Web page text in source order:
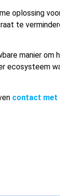
oplossing
te
manier om
ecosysteem
contact met